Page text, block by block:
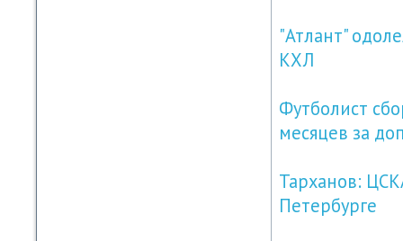
"Атлант"
КХЛ
Футболист
месяцев за
Тарханов:
Петербурге